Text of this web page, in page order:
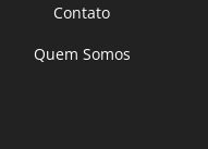
Contato
Quem Somos